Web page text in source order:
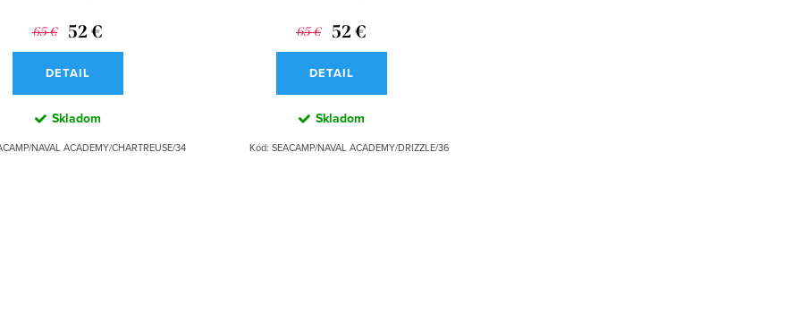
65 € 52 €
DETAIL
Skladom
NAVAL ACADEMY/CHARTREUSE/34
65 € 52 €
DETAIL
Skladom
Kód: SEACAMP/NAVAL ACADEMY/DRIZZLE/36